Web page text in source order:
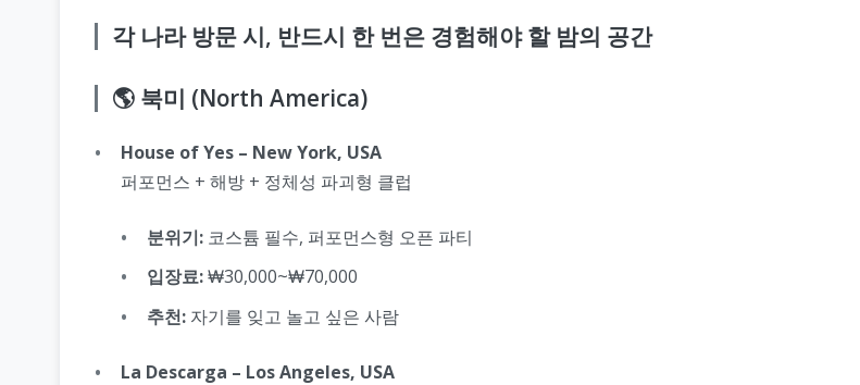
각 나라 방문 시, 반드시 한 번은 경험해야 할 밤의 공간
🌎 북미 (North America)
House of Yes – New York, USA
퍼포먼스 + 해방 + 정체성 파괴형 클럽
분위기: 코스튬 필수, 퍼포먼스형 오픈 파티
입장료:₩30,000~₩70,000
추천: 자기를 잊고 놀고 싶은 사람
La Descarga – Los Angeles, USA